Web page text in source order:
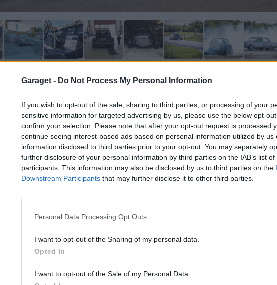
Garaget - Do Not Process My Personal Information
If you wish to opt-out of the sale, sharing to third parties, or processing of your
sensitive information for targeted advertising by us, please use the below opt-
confirm your selection. Please note that after your opt-out request is processed
continue seeing interest-based ads based on personal information utilized by us
information disclosed to third parties prior to your opt-out. You may separately
further disclosure of your personal information by third parties on the IAB’s list
participants. This information may also be disclosed by us to third parties on the
Downstream Participants that may further disclose it to other third parties.
Personal Data Processing Opt Outs
I want to opt-out of the Sharing of my personal data.
Opted In
I want to opt-out of the Sale of my Personal Data.
Kommentera Favorit
juni 2017
poäng!